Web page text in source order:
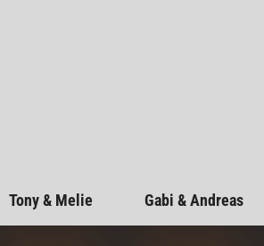
Tony & Melie Gabi & Andreas